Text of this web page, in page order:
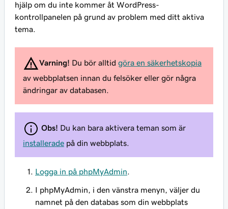
hjälp om du inte kommer åt WordPress-
kontrollpanelen på grund av problem med ditt aktiva
tema.
Varning! Du bör alltid göra en säkerhetskopia
av webbplatsen innan du felsöker eller gör några
ändringar av databasen.
Obs! Du kan bara aktivera teman som är
installerade på din webbplats.
Logga in på phpMyAdmin
I phpMyAdmin, i den vänstra menyn, väljer du
namnet på den databas som din webbplats